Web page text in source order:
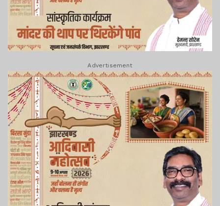
Advertisement